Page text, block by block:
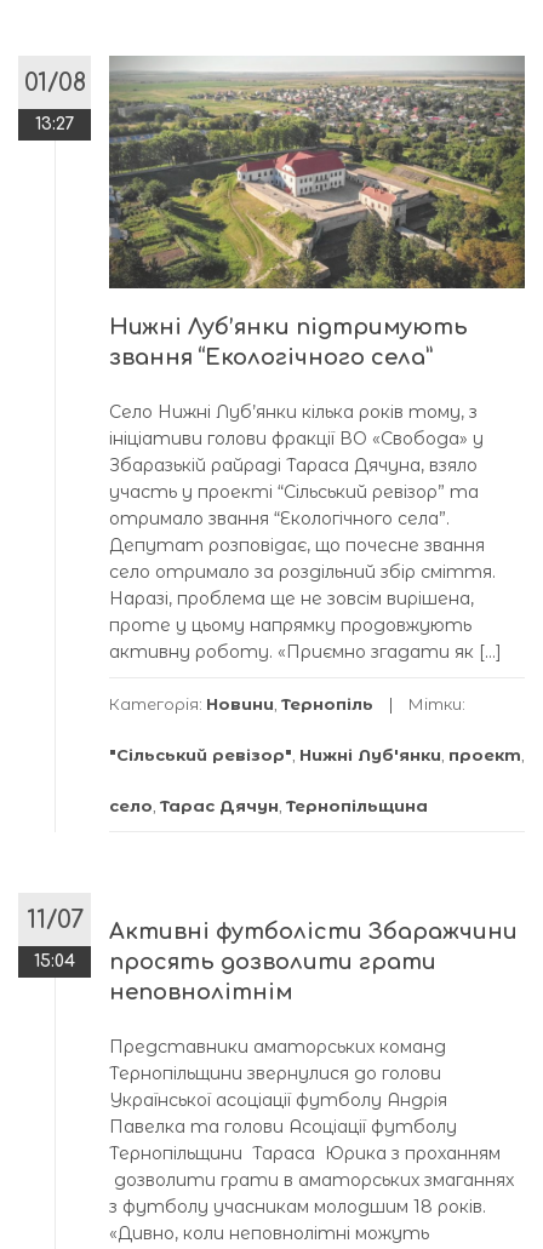
01/08
13:27
Нижні Луб’янки підтримують
звання “Екологічного села”
Село Нижні Луб’янки кілька років тому, з
ініціативи голови фракції ВО «Свобода» у
Збаразькій райраді Тараса Дячуна, взяло
участь у проекті “Сільський ревізор” та
отримало звання “Екологічного села”.
Депутат розповідає, що почесне звання
село отримало за роздільний збір сміття.
Наразі, проблема ще не зовсім вирішена,
проте у цьому напрямку продовжують
активну роботу. «Приємно згадати як […]
Категорія: Новини Тернопіль Мітки:
"Сільський ревізор" Нижні Луб'янки проект
село Тарас Дячун Тернопільщина
11/07
15:04
Активні футболісти Збаражчини
просять дозволити грати
неповнолітнім
Представники аматорських команд
Тернопільщини звернулися до голови
Української асоціації футболу Андрія
Павелка та голови Асоціації футболу
Тернопільщини Тараса Юрика з проханням
дозволити грати в аматорських змаганнях
з футболу учасникам молодшим 18 років.
«Дивно, коли неповнолітні можуть